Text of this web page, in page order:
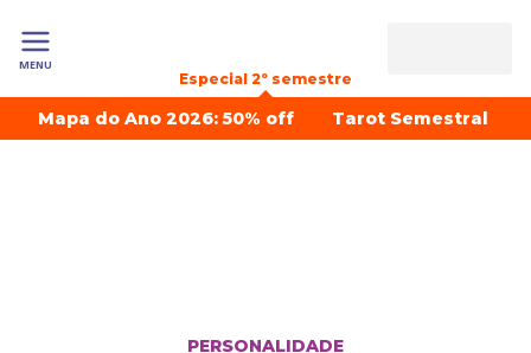
MENU
Especial 2º semestre
Mapa do Ano 2026: 50% off Tarot Semestral
PERSONALIDADE